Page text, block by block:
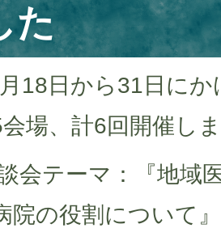
た
18日から31日にか
場、計6回開催し
会テーマ：『地域
院の役割について』